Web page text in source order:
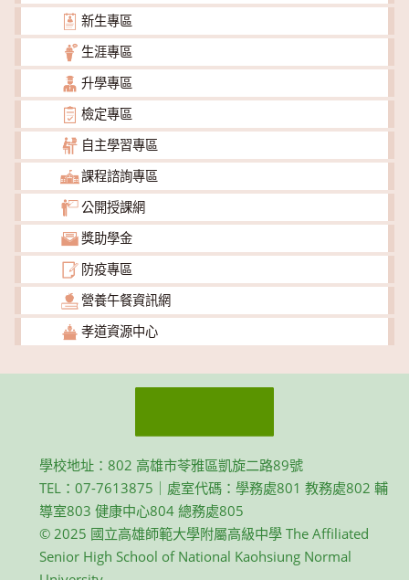
新生專區
生涯專區
升學專區
檢定專區
自主學習專區
課程諮詢專區
公開授課網
獎助學金
防疫專區
營養午餐資訊網
孝道資源中心
學校地址：802 高雄市苓雅區凱旋二路89號
TEL：07-7613875｜處室代碼：學務處801 教務處802 輔
導室803 健康中心804 總務處805
© 2025 國立高雄師範大學附屬高級中學 The Affiliated
Senior High School of National Kaohsiung Normal